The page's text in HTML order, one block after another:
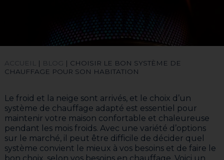
ACCUEIL | BLOG | CHOISIR LE BON SYSTÈME DE
CHAUFFAGE POUR SON HABITATION
Le froid et la neige sont arrivés, et le choix d’un
système de chauffage adapté est essentiel pour
maintenir votre maison confortable et chaleureuse
pendant les mois froids. Avec une variété d’options
sur le marché, il peut être difficile de décider quel
système convient le mieux à vos besoins et de faire le